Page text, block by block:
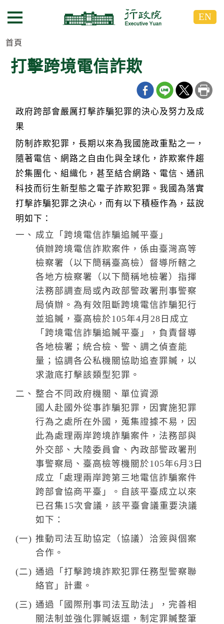
到
要
到
要
選單按鈕 EN
首頁
打擊跨境電信詐欺
政府跨部會嚴厲打擊詐騙犯罪的決心及努力及成
果
防制詐欺犯罪，長期以來為我國施政重點之一，
隨著電信、網路之自由化與全球化，詐欺案件趨
於集團化、組織化，甚至結合網路、電信、通訊
科技而衍生新型態之電子詐欺犯罪。我國為落實
打擊詐騙犯罪之決心，而有以下積極作為，茲說
明如下：
成立「跨境電信詐騙追贓平臺」
偵辦跨境電信詐欺案件，係由臺灣高等
檢察署（以下簡稱臺高檢）督導所轄之
各地方檢察署（以下簡稱地檢署）指揮
法務部調查局或內政部警政署刑事警察
局偵辦。為有效阻斷跨境電信詐騙犯行
並追贓，臺高檢於105年4月28日成立
「跨境電信詐騙追贓平臺」，負責督導
各地檢署；統合檢、警、調之偵查能
量；協調各公私機關協助追查罪贓，以
求澈底打擊該類型犯罪。
整合不同政府機關、單位資源
國人赴國外從事詐騙犯罪，因實施犯罪
行為之處所在外國，蒐集證據不易，因
此為處理兩岸跨境詐騙案件，法務部與
外交部、大陸委員會、內政部警政署刑
事警察局、臺高檢等機關於105年6月3日
成立「處理兩岸跨第三地電信詐騙案件
跨部會協商平臺」。自該平臺成立以來
已召集15次會議，該平臺會議重要決議
如下：
推動司法互助協定（協議）洽簽與個案
合作。
通過「打擊跨境詐欺犯罪任務型警察聯
絡官」計畫。
通過「國際刑事司法互助法」，完善相
關法制並強化罪贓返還，制定罪贓整筆